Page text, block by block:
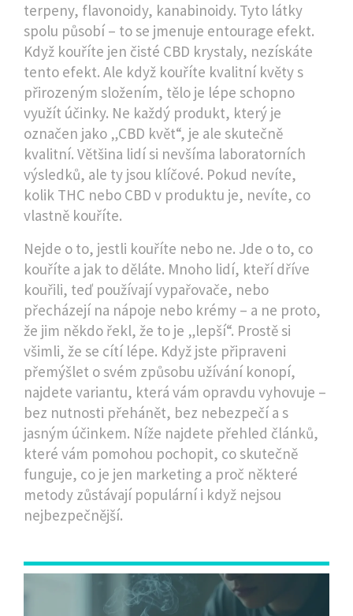
terpeny, flavonoidy, kanabinoidy. Tyto látky
spolu působí – to se jmenuje entourage efekt.
Když kouříte jen čisté CBD krystaly, nezískáte
tento efekt. Ale když kouříte kvalitní květy s
přirozeným složením, tělo je lépe schopno
využít účinky. Ne každý produkt, který je
označen jako „CBD květ“, je ale skutečně
kvalitní. Většina lidí si nevšíma laboratorních
výsledků, ale ty jsou klíčové. Pokud nevíte,
kolik THC nebo CBD v produktu je, nevíte, co
vlastně kouříte.
Nejde o to, jestli kouříte nebo ne. Jde o to, co
kouříte a jak to děláte. Mnoho lidí, kteří dříve
kouřili, teď používají vypařovače, nebo
přecházejí na nápoje nebo krémy – a ne proto,
že jim někdo řekl, že to je „lepší“. Prostě si
všimli, že se cítí lépe. Když jste připraveni
přemýšlet o svém způsobu užívání konopí,
najdete variantu, která vám opravdu vyhovuje –
bez nutnosti přehánět, bez nebezpečí a s
jasným účinkem. Níže najdete přehled článků,
které vám pomohou pochopit, co skutečně
funguje, co je jen marketing a proč některé
metody zůstávají populární i když nejsou
nejbezpečnější.